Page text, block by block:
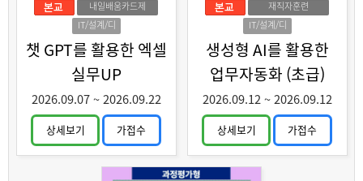
내일배움카드제
IT/설계/디
자인
챗 GPT를 활용한 엑셀
실무UP
2026.09.07~2026.09.22
상세보기 가접수
재직자훈련
IT/설계/디
자인
생성형 AI를 활용한
업무자동화 (초급)
2026.09.12~2026.09.12
상세보기 가접수